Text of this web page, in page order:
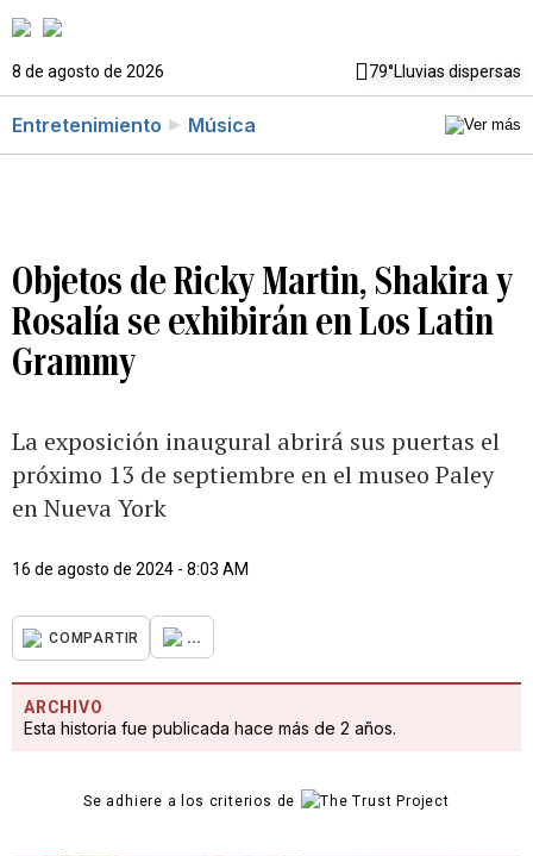
8 de agosto de 2026 79°Lluvias dispersas
Entretenimiento Música
Objetos de Ricky Martin, Shakira y
Rosalía se exhibirán en Los Latin
Grammy
La exposición inaugural abrirá sus puertas el
próximo 13 de septiembre en el museo Paley
en Nueva York
16 de agosto de 2024 - 8:03 AM
COMPARTIR ...
ARCHIVO
Esta historia fue publicada hace más de 2 años.
Se adhiere a los criterios de